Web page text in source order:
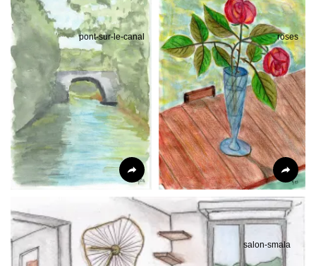
pont-sur-le-canal roses
salon-smala